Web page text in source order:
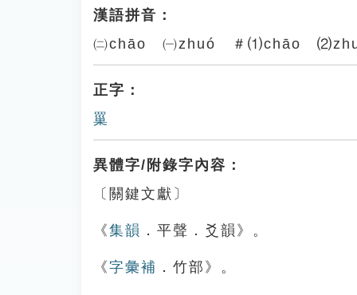
漢語拼音：
㈡chāo ㈠zhuó ＃⑴chāo
正字：
罺
異體字/附錄字內容：
〔關鍵文獻〕
《集韻 ．平聲．爻韻》。
《字彙補 ．竹部》。